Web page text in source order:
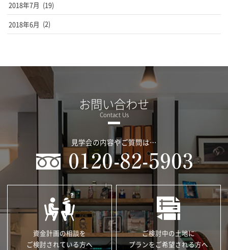
2018年7月 (19)
2018年6月 (2)
お問い合わせ
見学会の内容やご質問は…
資金計画の相談を
ご検討されている方へ
ご検討中の土地に
プランをご希望される方へ